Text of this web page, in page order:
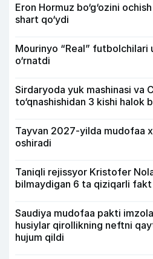
Eron Hormuz bo‘g‘ozini
shart qo‘ydi
Mourinyo “Real” futbolchilari
o‘rnatdi
Sirdaryoda yuk mashinasi va
to‘qnashishidan 3 kishi halok
Tayvan 2027-yilda mudofaa
oshiradi
Taniqli rejissyor Kristofer
bilmaydigan 6 ta qiziqarli fakt
Saudiya mudofaa pakti
husiylar qirollikning neftni
hujum qildi